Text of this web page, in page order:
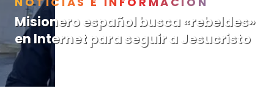
Misionero español busca «rebeldes»
en Internet para seguir a Jesucristo